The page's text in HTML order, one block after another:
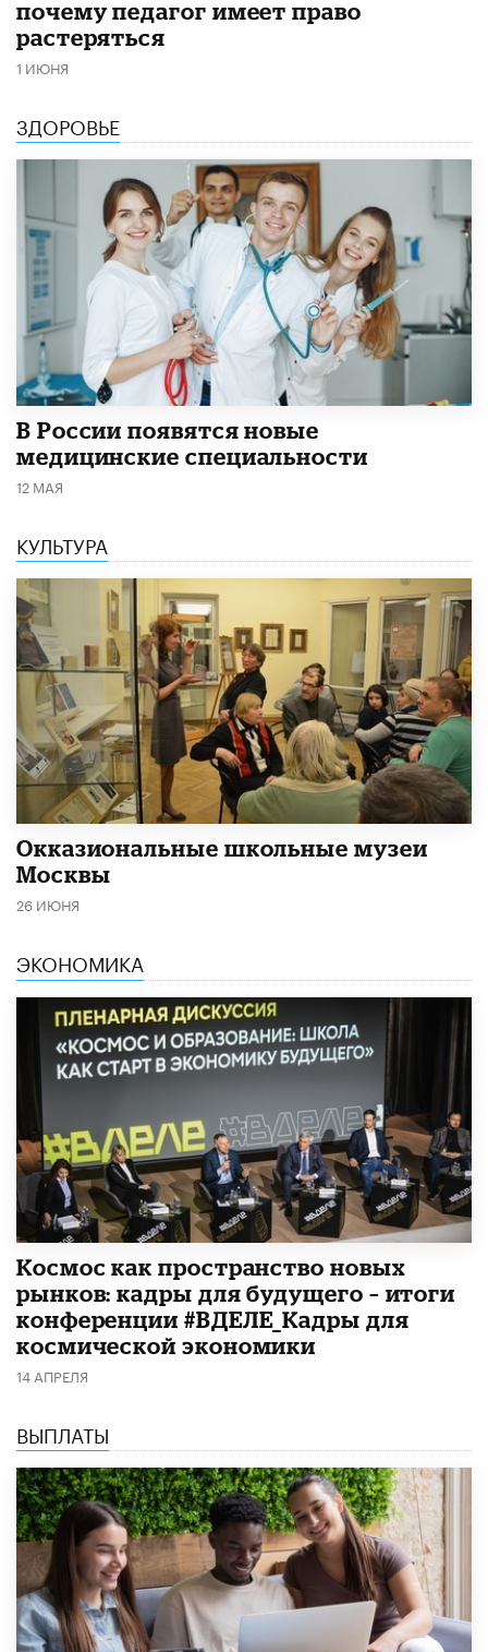
почему педагог имеет право
растеряться
1 ИЮНЯ
ЗДОРОВЬЕ
В России появятся новые
медицинские специальности
12 МАЯ
КУЛЬТУРА
​Окказиональные школьные музеи
Москвы
26 ИЮНЯ
ЭКОНОМИКА
Космос как пространство новых
рынков: кадры для будущего – итоги
конференции #ВДЕЛЕ_Кадры для
космической экономики
14 АПРЕЛЯ
ВЫПЛАТЫ